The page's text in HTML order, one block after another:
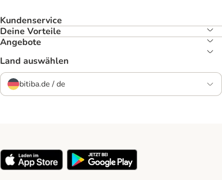
Kundenservice
Deine Vorteile
Angebote
Land auswählen
bitiba.de / de